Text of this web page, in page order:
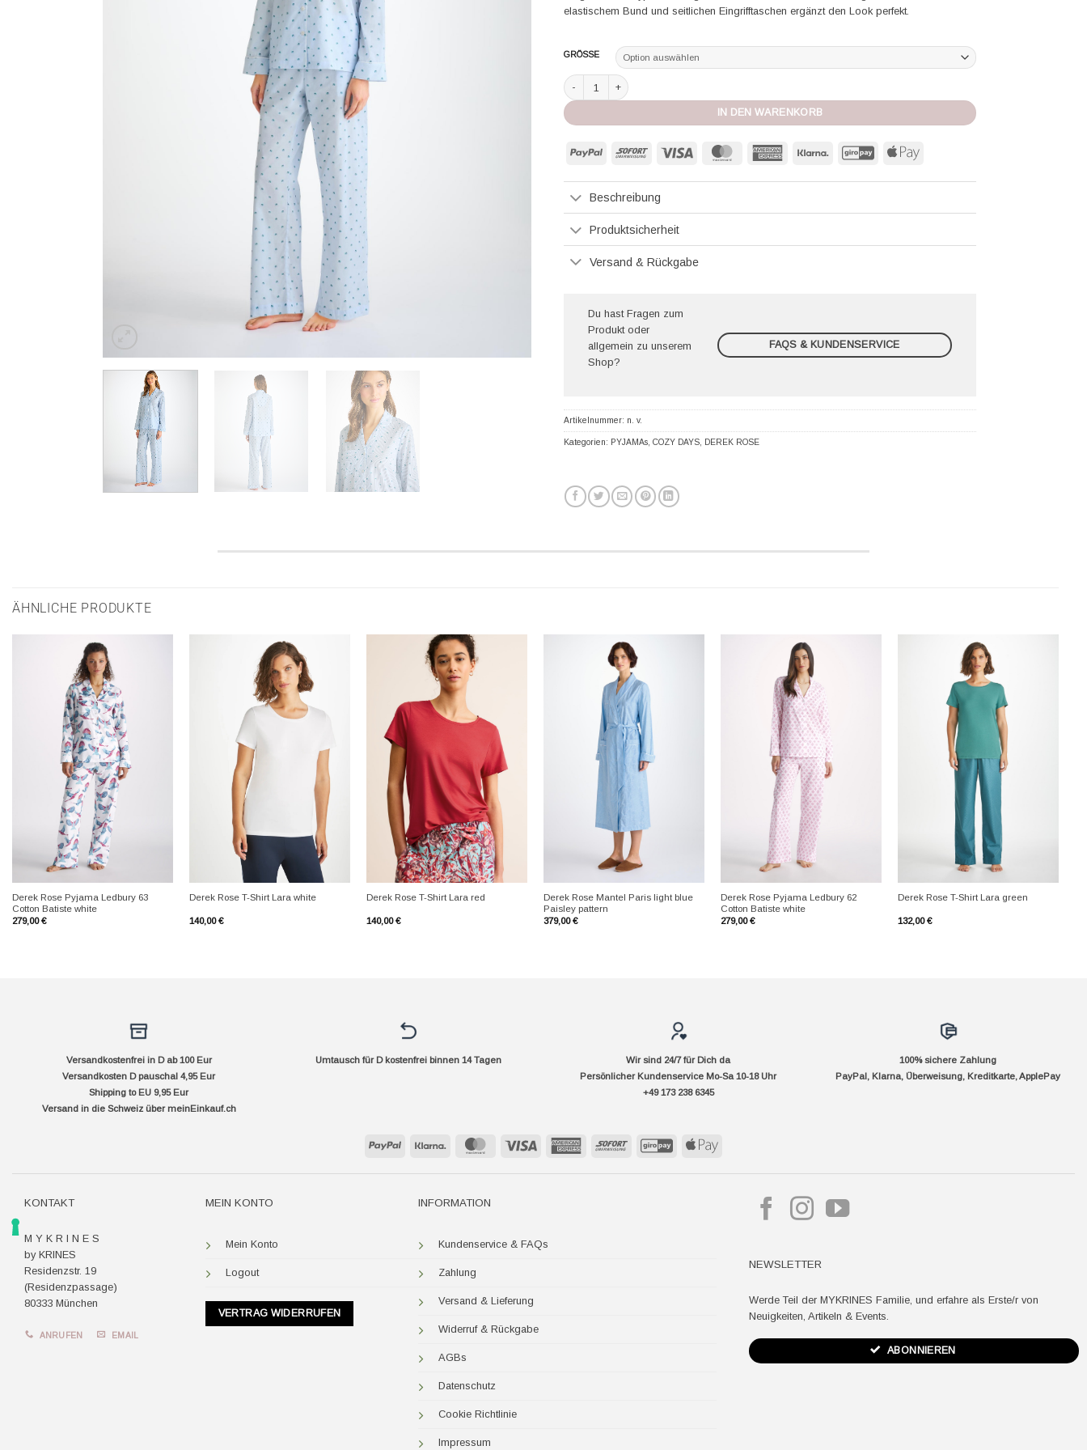
elastischem Bund und seitlichen Eingrifftaschen ergänzt den Look perfekt.
GRÖSSE
Pyjama Ledbury Cotton Batiste Elephant blue Menge
IN DEN WARENKORB
PayPal Sofort Visa MasterCard American
Klarna GiroPay Apple
Beschreibung
Produktsicherheit
Versand & Rückgabe
Du hast Fragen zum
Produkt oder
allgemein zu unserem
Shop?
FAQS & KUNDENSERVICE
Artikelnummer: n. v.
Kategorien: PYJAMAs COZY DAYS DEREK ROSE
ÄHNLICHE PRODUKTE
Derek Rose Pyjama Ledbury 63
Cotton Batiste white
279,00€
Derek Rose T-Shirt Lara white
140,00€
Derek Rose T-Shirt Lara red
140,00€
Derek Rose Mantel Paris light blue
Paisley pattern
379,00€
Derek Rose Pyjama Ledbury 62
Cotton Batiste white
279,00€
Derek Rose T-Shirt Lara green
132,00€
Versandkostenfrei in D ab 100 Eur
Versandkosten D pauschal 4,95 Eur
Shipping to EU 9,95 Eur
Versand in die Schweiz über meinEinkauf.ch
Umtausch für D kostenfrei binnen 14 Tagen
Wir sind 24/7 für Dich da
Persönlicher Kundenservice Mo-Sa 10-18 Uhr
+49 173 238 6345
100% sichere Zahlung
PayPal, Klarna, Überweisung, Kreditkarte, ApplePay
PayPal Klarna MasterCard Visa
AmericanSofort GiroPay Apple
KONTAKT
M Y K R I N E S
by KRINES
Residenzstr. 19
(Residenzpassage)
80333 München
ANRUFEN EMAIL
MEIN KONTO
Mein Konto
Logout
VERTRAG WIDERRUFEN
INFORMATION
Kundenservice & FAQs
Zahlung
Versand & Lieferung
Widerruf & Rückgabe
AGBs
Datenschutz
Cookie Richtlinie
Impressum
NEWSLETTER
Werde Teil der MYKRINES Familie, und erfahre als Erste/r von
Neuigkeiten, Artikeln & Events.
ABONNIEREN